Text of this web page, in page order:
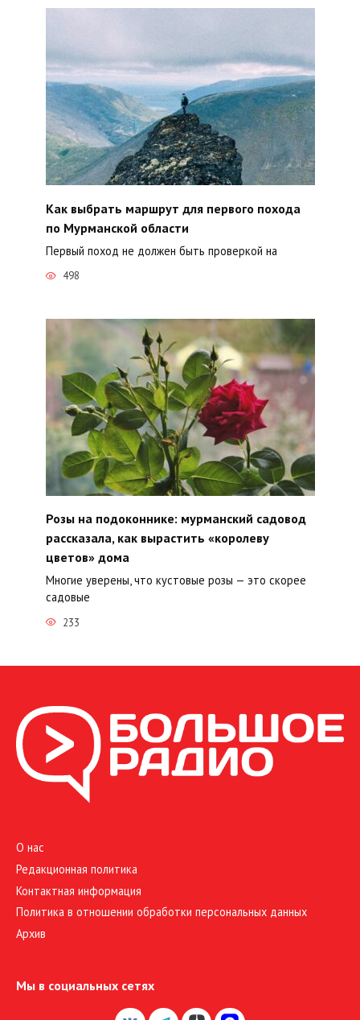
Как выбрать маршрут для первого похода
по Мурманской области
Первый поход не должен быть проверкой на
498
Розы на подоконнике: мурманский садовод
рассказала, как вырастить «королеву
цветов» дома
Многие уверены, что кустовые розы — это скорее
садовые
233
О нас
Редакционная политика
Контактная информация
Политика в отношении обработки персональных данных
Архив
Мы в социальных сетях